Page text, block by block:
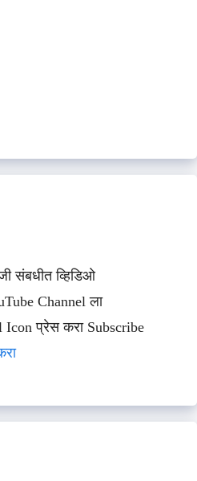
संबधीत व्हिडिओ
Channel ला
Icon प्रेस करा Subscribe